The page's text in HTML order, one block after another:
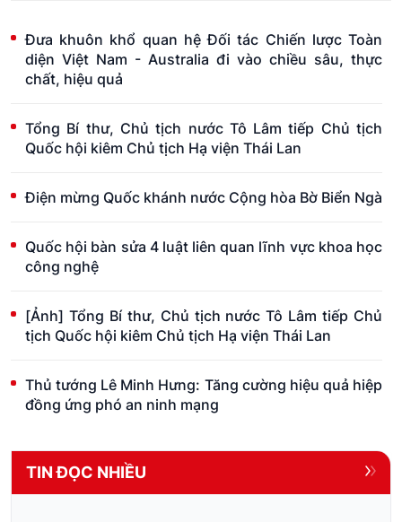
Đưa khuôn khổ quan hệ Đối tác Chiến lược Toàn
diện Việt Nam - Australia đi vào chiều sâu, thực
chất, hiệu quả
Tổng Bí thư, Chủ tịch nước Tô Lâm tiếp Chủ tịch
Quốc hội kiêm Chủ tịch Hạ viện Thái Lan
Điện mừng Quốc khánh nước Cộng hòa Bờ Biển Ngà
Quốc hội bàn sửa 4 luật liên quan lĩnh vực khoa học
công nghệ
[Ảnh] Tổng Bí thư, Chủ tịch nước Tô Lâm tiếp Chủ
tịch Quốc hội kiêm Chủ tịch Hạ viện Thái Lan
Thủ tướng Lê Minh Hưng: Tăng cường hiệu quả hiệp
đồng ứng phó an ninh mạng
TIN ĐỌC NHIỀU